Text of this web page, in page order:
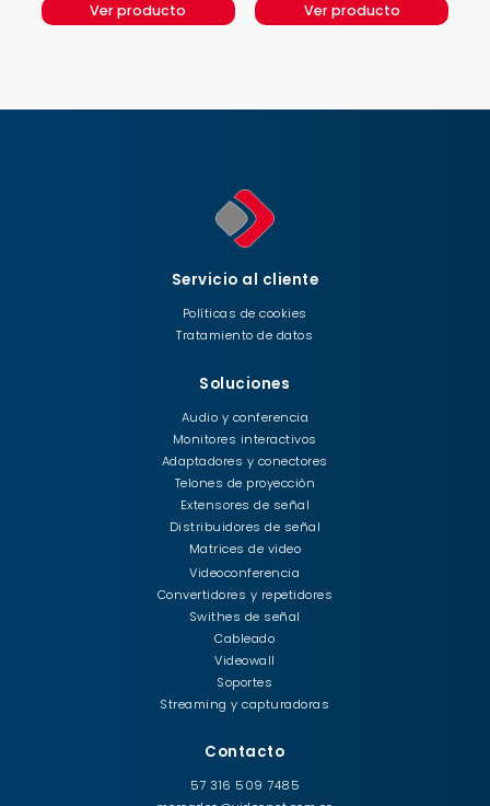
Ver producto Ver producto
Servicio al cliente
Políticas de cookies
Tratamiento de datos
Soluciones
Audio y conferencia
Monitores interactivos
Adaptadores y conectores
Telones de proyección
Extensores de señal
Distribuidores de señal
Matrices de video
Videoconferencia
Convertidores y repetidores
Swithes de señal
Cableado
Videowall
Soportes
Streaming y capturadoras
Contacto
57 316 509 7485